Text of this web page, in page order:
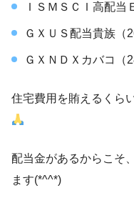
ＩＳＭＳＣＩ高配当
ＧＸＵＳ配当貴族（
ＧＸＮＤＸカバコ（
住宅費用を賄えるくら
配当金があるからこそ
ます(*^^*)